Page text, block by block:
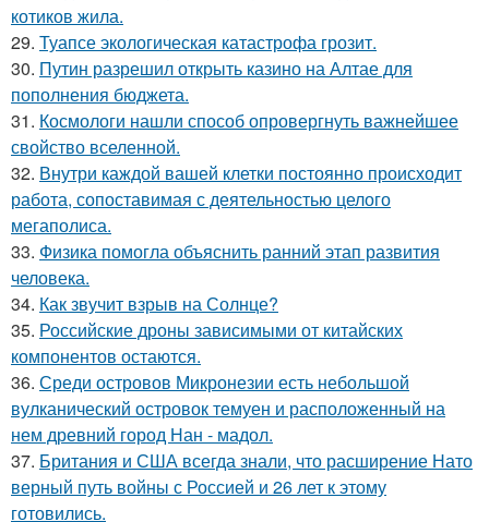
котиков жила.
29. Туапсе экологическая катастрофа грозит.
30. Путин разрешил открыть казино на Алтае для
пополнения бюджета.
31. Космологи нашли способ опровергнуть важнейшее
свойство вселенной.
32. Внутри каждой вашей клетки постоянно происходит
работа, сопоставимая с деятельностью целого
мегаполиса.
33. Физика помогла объяснить ранний этап развития
человека.
34. Как звучит взрыв на Солнце?
35. Российские дроны зависимыми от китайских
компонентов остаются.
36. Среди островов Микронезии есть небольшой
вулканический островок темуен и расположенный на
нем древний город Нан - мадол.
37. Британия и США всегда знали, что расширение Нато
верный путь войны с Россией и 26 лет к этому
готовились.